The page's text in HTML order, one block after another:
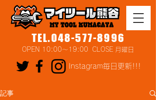
TEL.048-577-8996
OPEN 10:00～19:00 CLOSE 月曜日
Instagram毎日更新!!!
記事